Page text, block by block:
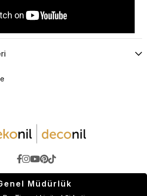
Müdürlük